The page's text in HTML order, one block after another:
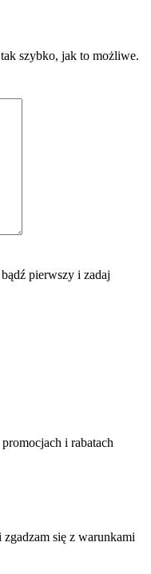
szybko, jak to możliwe.
pierwszy i zadaj
i rabatach
zgadzam się z warunkami